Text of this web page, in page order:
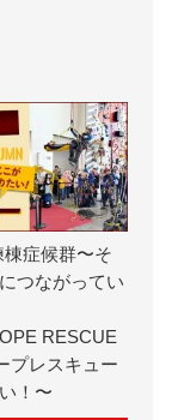
棟症候群〜そ
つながってい
RESCUE
プレスキュー
！〜